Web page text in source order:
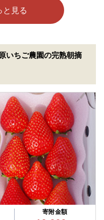
と見る
いちご農園の完熟朝摘
寄附金額